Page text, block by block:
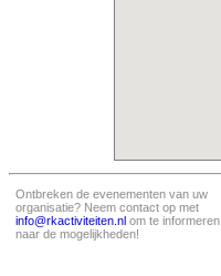
Ontbreken de evenementen van uw
organisatie? Neem contact op met
info@rkactiviteiten.nl om te informeren
naar de mogelijkheden!